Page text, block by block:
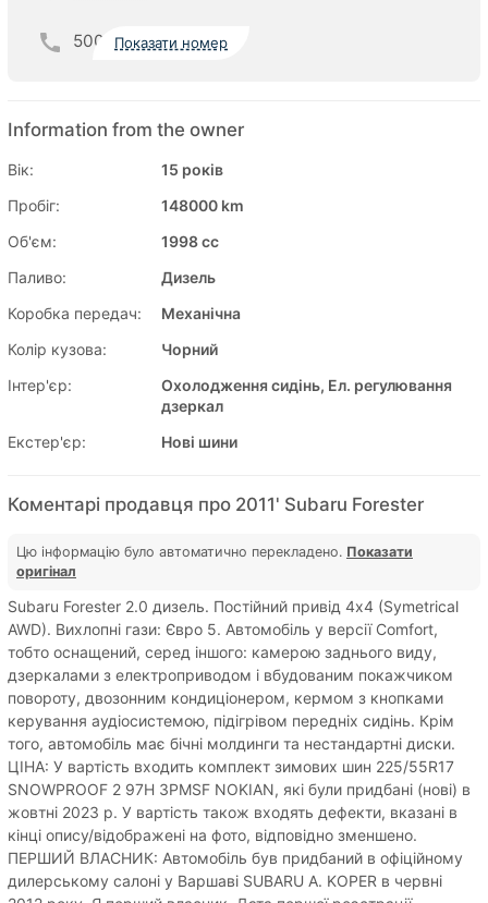
500 Показати номер
Information from the owner
Вік:
15 років
Пробіг:
148000 km
Об'єм:
1998 cc
Паливо:
Дизель
Коробка передач:
Механічна
Колір кузова:
Чорний
Інтер'єр:
Охолодження сидінь, Ел. регулювання
дзеркал
Екстер'єр:
Нові шини
Коментарі продавця про 2011' Subaru Forester
Цю інформацію було автоматично перекладено. Показати
оригінал
Subaru Forester 2.0 дизель. Постійний привід 4x4 (Symetrical
AWD). Вихлопні гази: Євро 5. Автомобіль у версії Comfort,
тобто оснащений, серед іншого: камерою заднього виду,
дзеркалами з електроприводом і вбудованим покажчиком
повороту, двозонним кондиціонером, кермом з кнопками
керування аудіосистемою, підігрівом передніх сидінь. Крім
того, автомобіль має бічні молдинги та нестандартні диски.
ЦІНА: У вартість входить комплект зимових шин 225/55R17
SNOWPROOF 2 97H 3PMSF NOKIAN, які були придбані (нові) в
жовтні 2023 р. У вартість також входять дефекти, вказані в
кінці опису/відображені на фото, відповідно зменшено.
ПЕРШИЙ ВЛАСНИК: Автомобіль був придбаний в офіційному
дилерському салоні у Варшаві SUBARU A. KOPER в червні